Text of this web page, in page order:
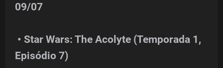
09/07
• Star Wars: The Acolyte (Temporada 1,
Episódio 7)